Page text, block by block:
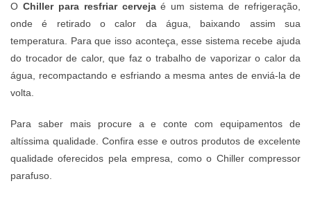
O Chiller para resfriar cervejaé um sistema de refrigeração,
onde é retirado o calor da água, baixando assim sua
temperatura. Para que isso aconteça, esse sistema recebe ajuda
do trocador de calor, que faz o trabalho de vaporizar o calor da
água, recompactando e esfriando a mesma antes de enviá-la de
volta.
Para saber mais procure a e conte com equipamentos de
altíssima qualidade. Confira esse e outros produtos de excelente
qualidade oferecidos pela empresa, como o Chiller compressor
parafuso.